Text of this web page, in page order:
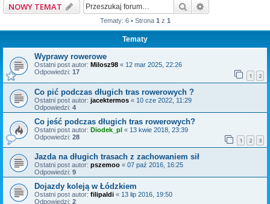
NOWY TEMAT Szukaj
Tematy: 6 • Strona 1 z 1
Tematy
Wyprawy rowerowe
Ostatni post autor: Milosz98 « 12 mar 2025, 22:26
Odpowiedzi: 17 1 2
Co pić podczas długich tras rowerowych ?
Ostatni post autor: jacektermos « 10 cze 2022, 11:29
Odpowiedzi: 4
Co jeść podczas długich tras rowerowych?
Ostatni post autor: Diodek_pl « 13 kwie 2018, 23:39
Odpowiedzi: 28 1 2 3
Jazda na długich trasach z zachowaniem sił
Ostatni post autor: pszemoo « 07 paź 2016, 16:25
Odpowiedzi: 9
Dojazdy koleją w Łódzkiem
Ostatni post autor: filipaldi « 13 lip 2016, 19:50
Odpowiedzi: 2